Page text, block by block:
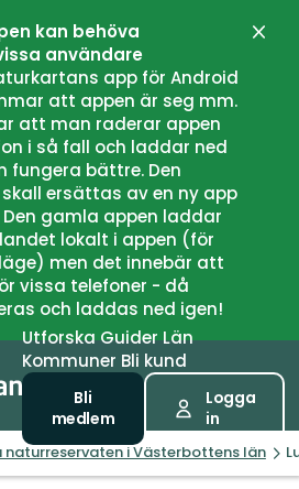
kan behöva
användare
app för Android
att appen är seg mm.
att man raderar appen
i så fall och laddar ned
fungera bättre. Den
ersättas av en ny app
gamla appen laddar
lokalt i appen (för
men det innebär att
vissa telefoner - då
och laddas ned igen!
UtforskaGuiderLän
Kommuner Bli kund
Bli
medlem
Logga
in
naturreservaten i Västerbottens län